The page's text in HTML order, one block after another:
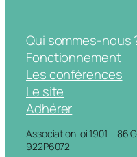
Qui sommes-nous
Fonctionnement
Les conférences
Le site
Adhérer
Association loi 1901 – 86
922P6072